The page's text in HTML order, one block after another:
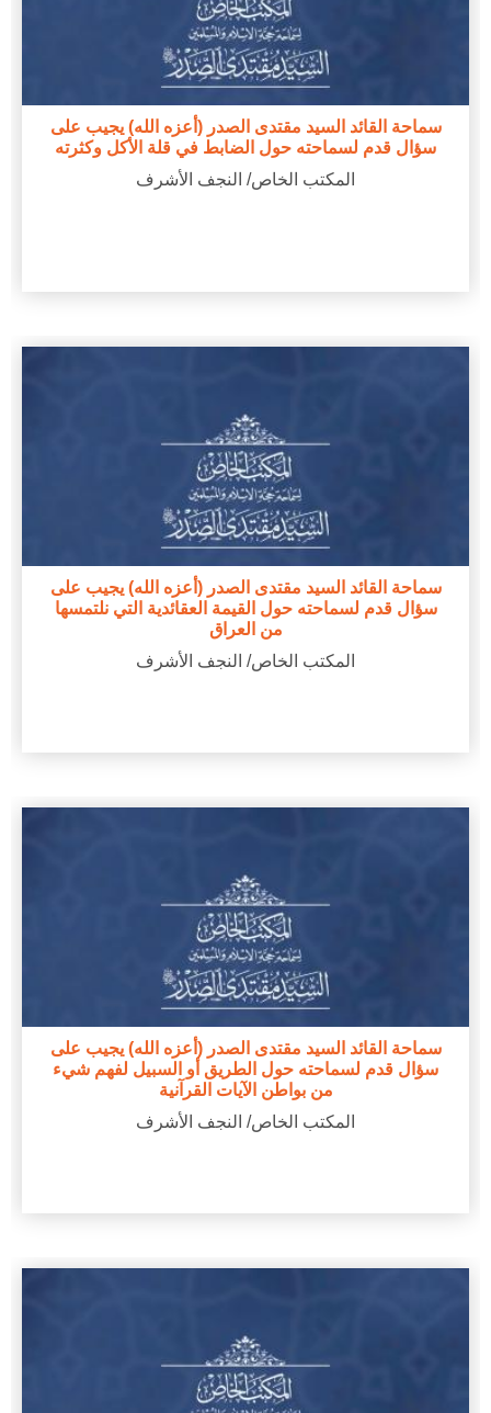
سماحة القائد السيد مقتدى الصدر (أعزه الله) يجيب على
سؤال قدم لسماحته حول الضابط في قلة الأكل وكثرته
المكتب الخاص/ النجف الأشرف
سماحة القائد السيد مقتدى الصدر (أعزه الله) يجيب على
سؤال قدم لسماحته حول القيمة العقائدية التي نلتمسها
من العراق
المكتب الخاص/ النجف الأشرف
سماحة القائد السيد مقتدى الصدر (أعزه الله) يجيب على
سؤال قدم لسماحته حول الطريق أو السبيل لفهم شيء
من بواطن الآيات القرآنية
المكتب الخاص/ النجف الأشرف